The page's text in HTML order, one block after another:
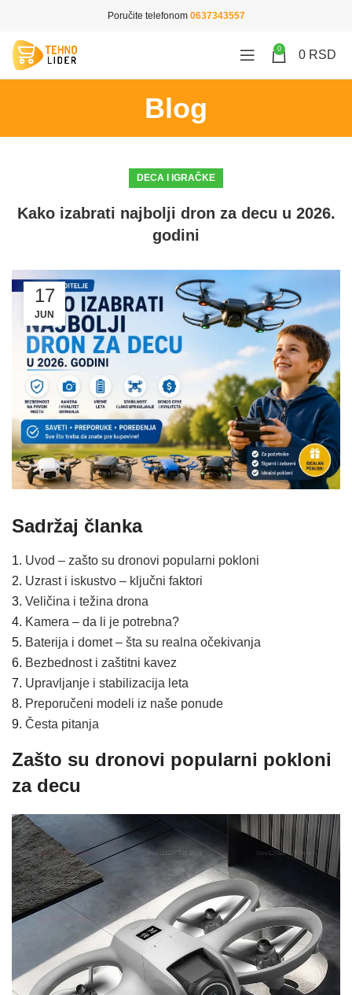
Poručite telefonom 0637343557
0 0 RSD
Blog
DECA I IGRAČKE
Kako izabrati najbolji dron za decu u 2026.
godini
17
JUN
Sadržaj članka
Uvod – zašto su dronovi popularni pokloni
Uzrast i iskustvo – ključni faktori
Veličina i težina drona
Kamera – da li je potrebna?
Baterija i domet – šta su realna očekivanja
Bezbednost i zaštitni kavez
Upravljanje i stabilizacija leta
Preporučeni modeli iz naše ponude
Česta pitanja
Zašto su dronovi popularni pokloni
za decu